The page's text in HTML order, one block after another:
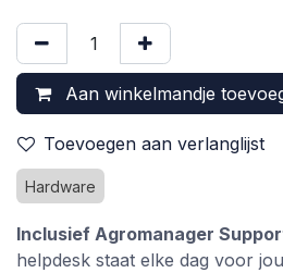
Aan winkelmandje
Toevoegen aan verlanglijst
Hardware
Inclusief Agromanager
helpdesk staat elke dag voor